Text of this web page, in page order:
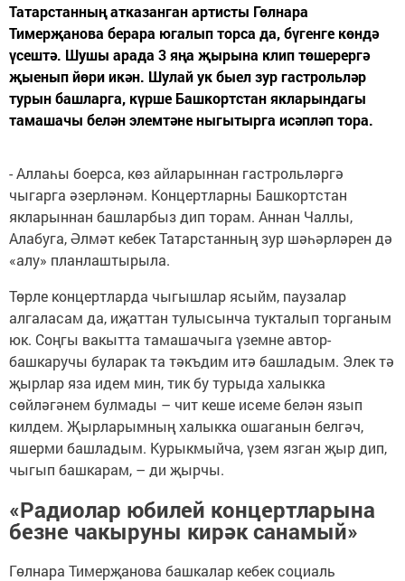
Татарстанның атказанган артисты Гөлнара
Тимерҗанова берара югалып торса да, бүгенге көндә
үсештә. Шушы арада 3 яңа җырына клип төшерергә
җыенып йөри икән. Шулай ук быел зур гастрольләр
турын башларга, күрше Башкортстан якларындагы
тамашачы белән элемтәне ныгытырга исәпләп тора.
- Аллаһы боерса, көз айларыннан гастрольләргә
чыгарга әзерләнәм. Концертларны Башкортстан
якларыннан башларбыз дип торам. Аннан Чаллы,
Алабуга, Әлмәт кебек Татарстанның зур шәһәрләрен дә
«алу» планлаштырыла.
Төрле концертларда чыгышлар ясыйм, паузалар
алгаласам да, иҗаттан тулысынча тукталып торганым
юк. Соңгы вакытта тамашачыга үземне автор-
башкаручы буларак та тәкъдим итә башладым. Элек тә
җырлар яза идем мин, тик бу турыда халыкка
сөйләгәнем булмады – чит кеше исеме белән язып
килдем. Җырларымның халыкка ошаганын белгәч,
яшерми башладым. Курыкмыйча, үзем язган җыр дип,
чыгып башкарам, – ди җырчы.
«Радиолар юбилей концертларына
безне чакыруны кирәк санамый»
Гөлнара Тимерҗанова башкалар кебек социаль